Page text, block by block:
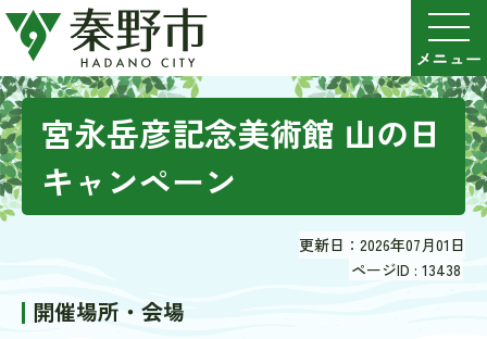
宮永岳彦記念美術館 山の日
キャンペーン
更新日：2026年07月01日
ページID : 13438
開催場所・会場